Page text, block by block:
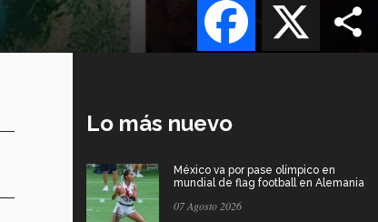
Lo más nuevo
México va por pase olímpico en
mundial de flag football en Alemania
07 Agosto 2026